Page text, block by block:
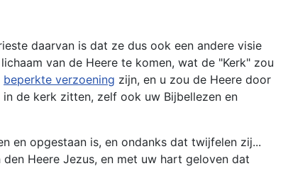
daarvan is dat ze dus ook een andere visie
van de Heere te komen, wat de "Kerk" zou
beperkte verzoening zijn, en u zou de Heere door
de kerk zitten, zelf ook uw Bijbellezen en
en opgestaan is, en ondanks dat twijfelen zij...
Heere Jezus, en met uw hart geloven dat